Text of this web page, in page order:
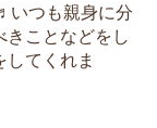
いつも親身に分
ことなどをし
てくれま